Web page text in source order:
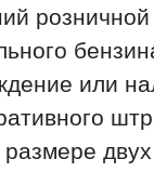
или